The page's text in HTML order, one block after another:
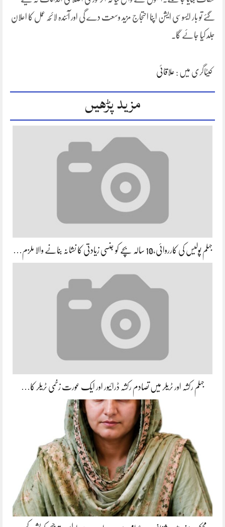
گئے تو بار ایسوسی ایشن اپنا احتجاج مزید وسعت دے گی اور آئندہ لائحہ عمل کا اعلان
جلد کیا جائے گا۔
کیٹاگری میں : علاقائی
مزید پڑھیں
جہلم پولیس کی کارروائی،10 سالہ بچے کو جنسی زیادتی کا نشانہ بنانے والا ملزم…
جہلم رکشہ اور ٹریلر میں تصادم رکشہ ڈرائیور اور ایک عورت زخمی ٹریلر کا…